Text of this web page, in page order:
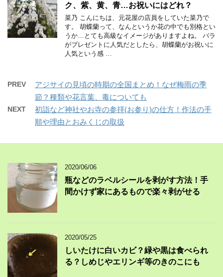
ク、紫、黄、青…お祝いにはどれ？
菜乃 こんにちは、元花屋の店員をしていた菜乃で
す。 胡蝶蘭って、なんというか花の中でも別格とい
うか…とても高級なイメージがありますよね。 バラ
がプレゼントに人気だとしたら、胡蝶蘭がお祝いに
人気という感 …
PREV
アジサイの見頃の時期の全国まとめ！なぜ梅雨の季
節？種類や花言葉、毒についても
NEXT
初詣など神社やお寺の参拝(お参り)の仕方！作法の手
順や理由とおみくじの取扱
2020/06/06
瓶などのラベルシールを剥がす方法！手
間かけず家にあるもので楽々剥がせる
2020/05/25
しいたけに白いカビ？緑や黒は食べられ
る？しめじやエリンギ等のきのこにも